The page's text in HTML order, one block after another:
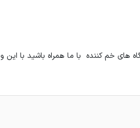
های خم کننده ‌ با ما همراه باشید با این